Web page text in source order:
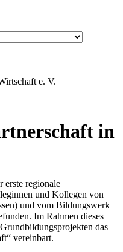
e. V.
in
erste regionale
und Kollegen von
und vom Bildungswerk
Im Rahmen dieses
das
vereinbart.